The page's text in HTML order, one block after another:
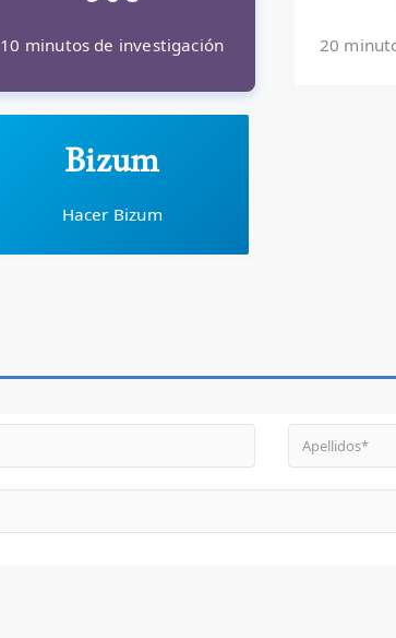
10 minutos de investigación 20
Bizum
Hacer Bizum